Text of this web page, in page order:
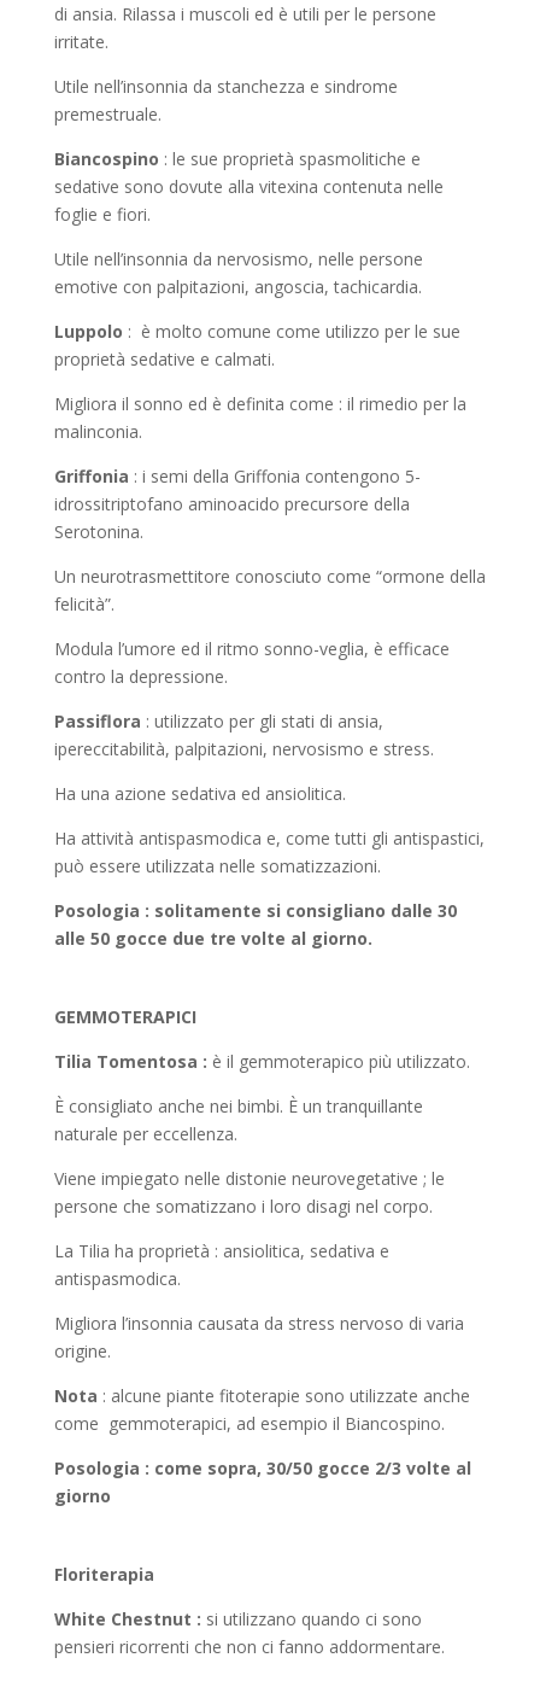
di ansia. Rilassa i muscoli ed è utili per le persone
irritate.
Utile nell’insonnia da stanchezza e sindrome
premestruale.
Biancospino : le sue proprietà spasmolitiche e
sedative sono dovute alla vitexina contenuta nelle
foglie e fiori.
Utile nell’insonnia da nervosismo, nelle persone
emotive con palpitazioni, angoscia, tachicardia.
Luppolo : è molto comune come utilizzo per le sue
proprietà sedative e calmati.
Migliora il sonno ed è definita come : il rimedio per la
malinconia.
Griffonia : i semi della Griffonia contengono 5-
idrossitriptofano aminoacido precursore della
Serotonina.
Un neurotrasmettitore conosciuto come “ormone della
felicità”.
Modula l’umore ed il ritmo sonno-veglia, è efficace
contro la depressione.
Passiflora : utilizzato per gli stati di ansia,
ipereccitabilità, palpitazioni, nervosismo e stress.
Ha una azione sedativa ed ansiolitica.
Ha attività antispasmodica e, come tutti gli antispastici,
può essere utilizzata nelle somatizzazioni.
Posologia : solitamente si consigliano dalle 30
alle 50 gocce due tre volte al giorno.
GEMMOTERAPICI
Tilia Tomentosa : è il gemmoterapico più utilizzato.
È consigliato anche nei bimbi. È un tranquillante
naturale per eccellenza.
Viene impiegato nelle distonie neurovegetative ; le
persone che somatizzano i loro disagi nel corpo.
La Tilia ha proprietà : ansiolitica, sedativa e
antispasmodica.
Migliora l’insonnia causata da stress nervoso di varia
origine.
Nota : alcune piante fitoterapie sono utilizzate anche
come gemmoterapici, ad esempio il Biancospino.
Posologia : come sopra, 30/50 gocce 2/3 volte al
giorno
Floriterapia
White Chestnut : si utilizzano quando ci sono
pensieri ricorrenti che non ci fanno addormentare.